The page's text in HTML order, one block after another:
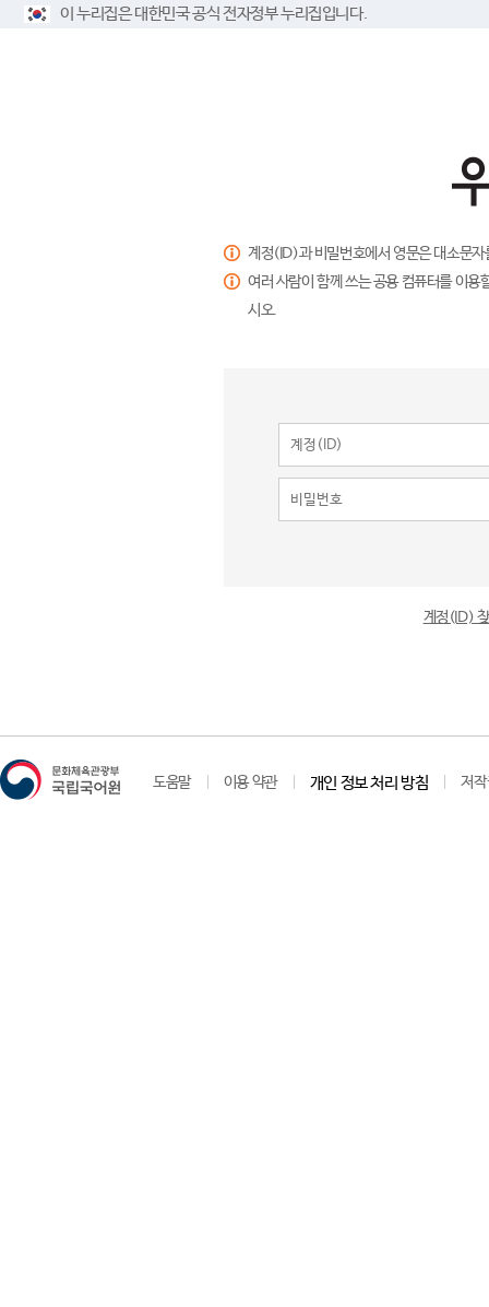
이 누리집은 대한민국 공식 전자정부 누리집입니다.
계정(ID)과 비밀번호에서 영문은 대소문
여러 사람이 함께 쓰는 공용 컴퓨터를 이
시오.
계정(ID)
도움말 이용 약관 개인 정보 처리 방침 저